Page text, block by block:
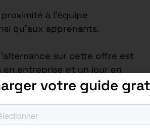
à l’équipe
qu’aux apprenants.
sur cette offre est
en entreprise et un jour en
Éducative
croyons fermement que la
votre guide